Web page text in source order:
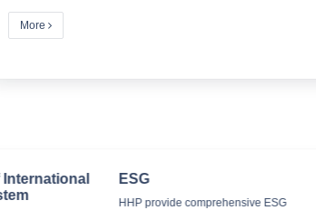
More
ESG
HHP provide comprehensive ESG